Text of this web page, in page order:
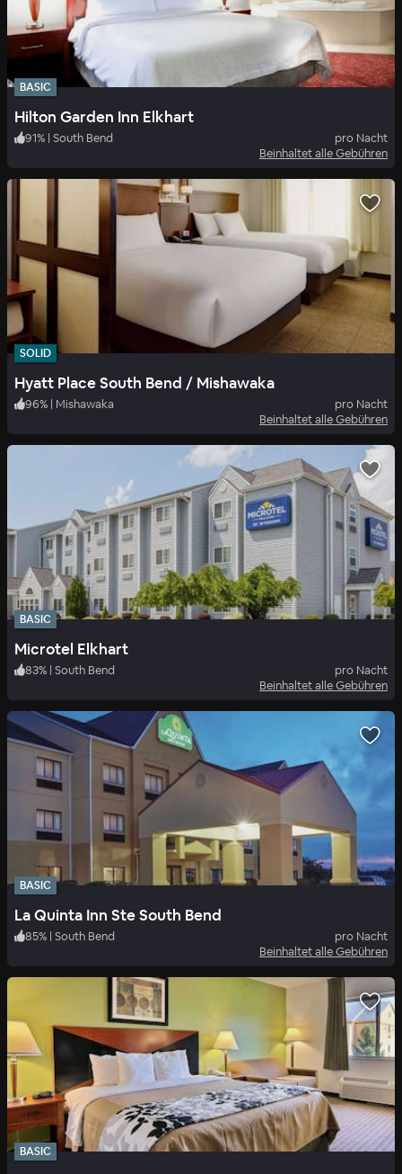
BASIC
Hilton Garden Inn Elkhart
91% | South Bend
pro Nacht
Beinhaltet alle Gebühren
SOLID
Hyatt Place South Bend / Mishawaka
96% | Mishawaka
pro Nacht
Beinhaltet alle Gebühren
BASIC
Microtel Elkhart
83% | South Bend
pro Nacht
Beinhaltet alle Gebühren
BASIC
La Quinta Inn Ste South Bend
85% | South Bend
pro Nacht
Beinhaltet alle Gebühren
BASIC